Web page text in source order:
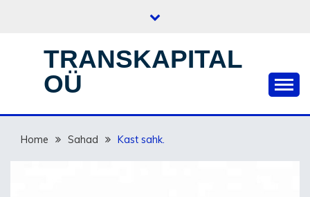
TRANSKAPITAL
OÜ
Home Sahad Kast sahk.